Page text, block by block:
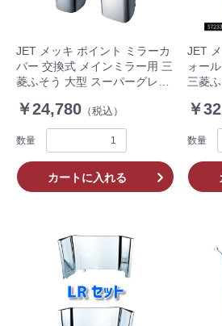
JET メッキ ポイント ミラーカ
バー 交換式 メインミラー用 三
菱ふそう 大型 スーパーグレー
ー) 車用 LR2点 セット 570980
￥24,780 （税込）
数量
カートに入れる
JET
ォー
三菱
ク
￥
数量